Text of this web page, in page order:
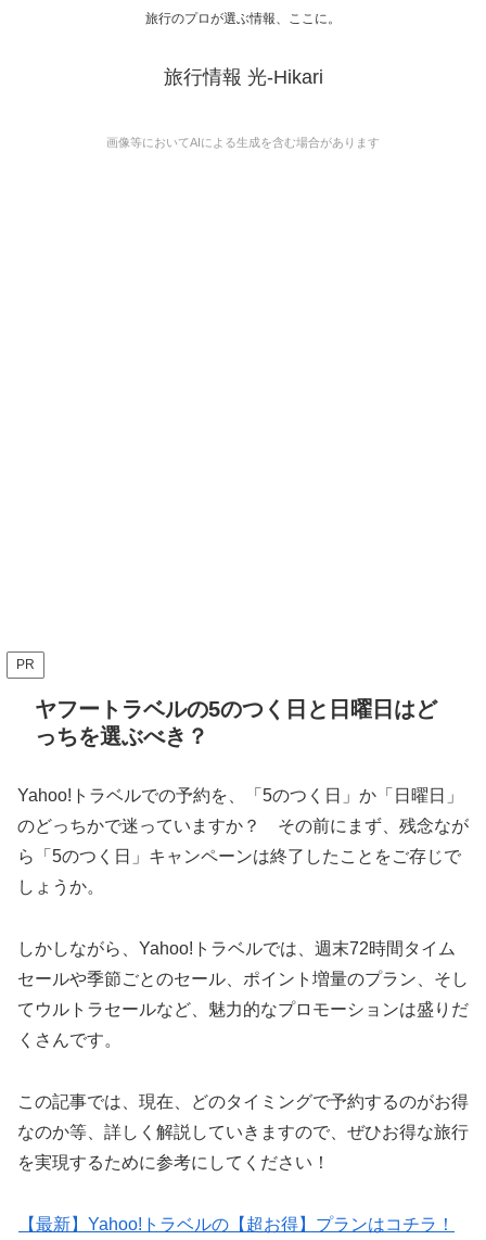
旅行のプロが選ぶ情報、ここに。
旅行情報 光-Hikari
画像等においてAIによる生成を含む場合があります
PR
ヤフートラベルの5のつく日と日曜日はど
っちを選ぶべき？
Yahoo!トラベルでの予約を、「5のつく日」か「日曜日」
のどっちかで迷っていますか？ その前にまず、残念なが
ら「5のつく日」キャンペーンは終了したことをご存じで
しょうか。
しかしながら、Yahoo!トラベルでは、週末72時間タイム
セールや季節ごとのセール、ポイント増量のプラン、そし
てウルトラセールなど、魅力的なプロモーションは盛りだ
くさんです。
この記事では、現在、どのタイミングで予約するのがお得
なのか等、詳しく解説していきますので、ぜひお得な旅行
を実現するために参考にしてください！
【最新】Yahoo!トラベルの【超お得】プランはコチラ！